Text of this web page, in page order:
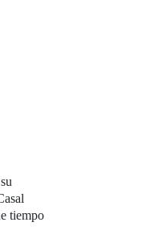
tiempo